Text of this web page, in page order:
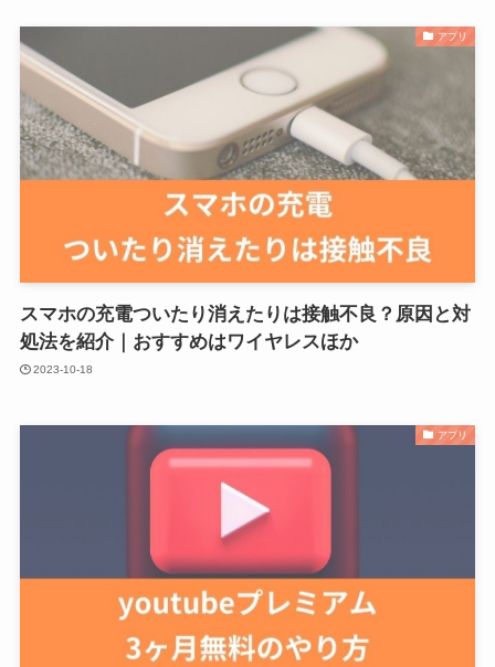
アプリ
スマホの充電ついたり消えたりは接触不良？原因と対
処法を紹介｜おすすめはワイヤレスほか
2023-10-18
アプリ